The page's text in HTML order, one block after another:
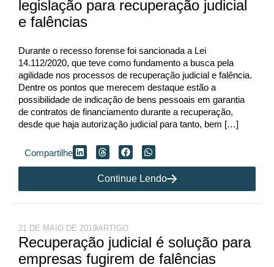
legislação para recuperação judicial
e falências
Durante o recesso forense foi sancionada a Lei
14.112/2020, que teve como fundamento a busca pela
agilidade nos processos de recuperação judicial e falência.
Dentre os pontos que merecem destaque estão a
possibilidade de indicação de bens pessoais em garantia
de contratos de financiamento durante a recuperação,
desde que haja autorização judicial para tanto, bem […]
Compartilhe
Continue Lendo
21 DE MAIO DE 2019ARTIGO
Recuperação judicial é solução para
empresas fugirem de falências